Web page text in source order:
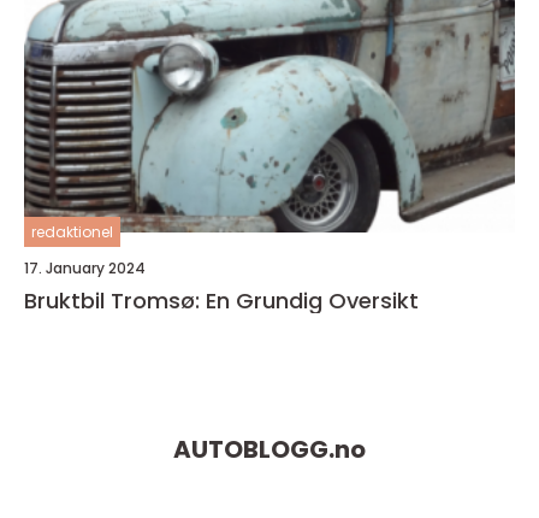
redaktionel
17. January 2024
Bruktbil Tromsø: En Grundig Oversikt
AUTOBLOGG.no